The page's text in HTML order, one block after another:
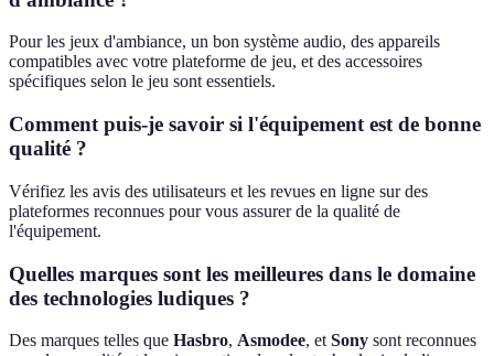
Pour les jeux d'ambiance, un bon système audio, des appareils
compatibles avec votre plateforme de jeu, et des accessoires
spécifiques selon le jeu sont essentiels.
Comment puis-je savoir si l'équipement est de bonne
qualité ?
Vérifiez les avis des utilisateurs et les revues en ligne sur des
plateformes reconnues pour vous assurer de la qualité de
l'équipement.
Quelles marques sont les meilleures dans le domaine
des technologies ludiques ?
Des marques telles que Hasbro, Asmodee, et Sony sont reconnues